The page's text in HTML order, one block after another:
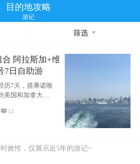
目的地攻略
游记
筛选
阿拉斯加+维
7日自助游
历7天，搭乘诺唯
国和加拿大的4
 12
效性，仅展示近5年的游记~